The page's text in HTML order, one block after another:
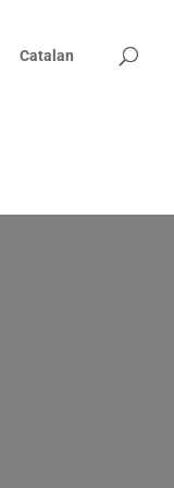
Catalan